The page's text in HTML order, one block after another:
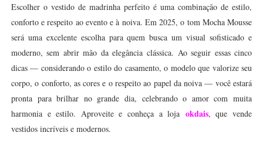
Escolher o vestido de madrinha perfeito é uma combinação de estilo,
conforto e respeito ao evento e à noiva. Em 2025, o tom Mocha Mousse
será uma excelente escolha para quem busca um visual sofisticado e
moderno, sem abrir mão da elegância clássica. Ao seguir essas cinco
dicas — considerando o estilo do casamento, o modelo que valorize seu
corpo, o conforto, as cores e o respeito ao papel da noiva — você estará
pronta para brilhar no grande dia, celebrando o amor com muita
harmonia e estilo. Aproveite e conheça a loja okdais, que vende
vestidos incríveis e modernos.